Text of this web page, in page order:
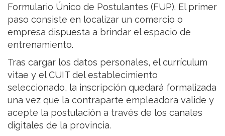
Formulario Único de Postulantes (FUP). El primer
paso consiste en localizar un comercio o
empresa dispuesta a brindar el espacio de
entrenamiento.
Tras cargar los datos personales, el currículum
vitae y el CUIT del establecimiento
seleccionado, la inscripción quedará formalizada
una vez que la contraparte empleadora valide y
acepte la postulación a través de los canales
digitales de la provincia.